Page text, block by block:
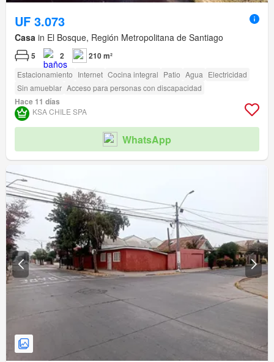
UF 3.073
Casa in El Bosque, Región Metropolitana de Santiago
5 2 210 m²
Estacionamiento Internet Cocina integral Patio Agua Electricidad
Sin amueblar Acceso para personas con discapacidad
Hace 11 días
KSA CHILE SPA
WhatsApp